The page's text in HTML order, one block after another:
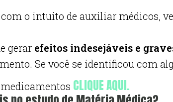
o intuito de auxiliar médicos,
gerar efeitos indesejáveis e
Se você se identificou com
CLIQUE AQUI.